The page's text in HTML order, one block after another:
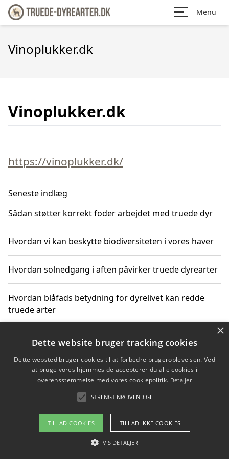
Menu
Vinoplukker.dk
Vinoplukker.dk
https://vinoplukker.dk/
Seneste indlæg
Sådan støtter korrekt foder arbejdet med truede dyr
Hvordan vi kan beskytte biodiversiteten i vores haver
Hvordan solnedgang i aften påvirker truede dyrearter
Hvordan blåfads betydning for dyrelivet kan redde
truede arter
Hvordan kan gaver til unge voksne støtte bevarelsen
Copyright 2026 - Pilanto Aps
Om / kontakt
Blog Betingelser
×
Dette website bruger tracking cookies
Dette websted bruger cookies til at forbedre brugeroplevelsen. Ved
at bruge vores hjemmeside accepterer du alle cookies i
overensstemmelse med vores cookiepolitik. Detaljer
STRENGT NØDVENDIGE
TILLAD COOKIES TILLAD IKKE COOKIES
VIS DETALJER